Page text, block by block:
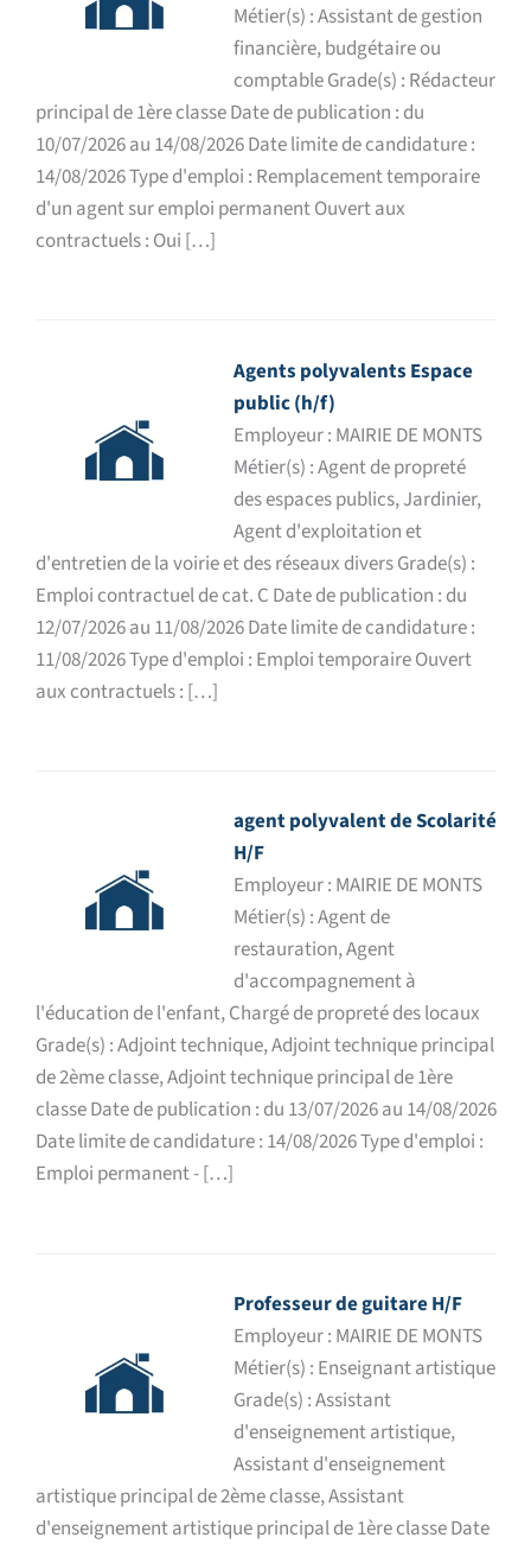
Métier(s) : Assistant de gestion
financière, budgétaire ou
comptable Grade(s) : Rédacteur
principal de 1ère classe Date de publication : du
10/07/2026 au 14/08/2026 Date limite de candidature :
14/08/2026 Type d'emploi : Remplacement temporaire
d'un agent sur emploi permanent Ouvert aux
contractuels : Oui […]
Agents polyvalents Espace
public (h/f)
Employeur : MAIRIE DE MONTS
Métier(s) : Agent de propreté
des espaces publics, Jardinier,
Agent d'exploitation et
d'entretien de la voirie et des réseaux divers Grade(s) :
Emploi contractuel de cat. C Date de publication : du
12/07/2026 au 11/08/2026 Date limite de candidature :
11/08/2026 Type d'emploi : Emploi temporaire Ouvert
aux contractuels : […]
agent polyvalent de Scolarité
H/F
Employeur : MAIRIE DE MONTS
Métier(s) : Agent de
restauration, Agent
d'accompagnement à
l'éducation de l'enfant, Chargé de propreté des locaux
Grade(s) : Adjoint technique, Adjoint technique principal
de 2ème classe, Adjoint technique principal de 1ère
classe Date de publication : du 13/07/2026 au 14/08/2026
Date limite de candidature : 14/08/2026 Type d'emploi :
Emploi permanent - […]
Professeur de guitare H/F
Employeur : MAIRIE DE MONTS
Métier(s) : Enseignant artistique
Grade(s) : Assistant
d'enseignement artistique,
Assistant d'enseignement
artistique principal de 2ème classe, Assistant
d'enseignement artistique principal de 1ère classe Date